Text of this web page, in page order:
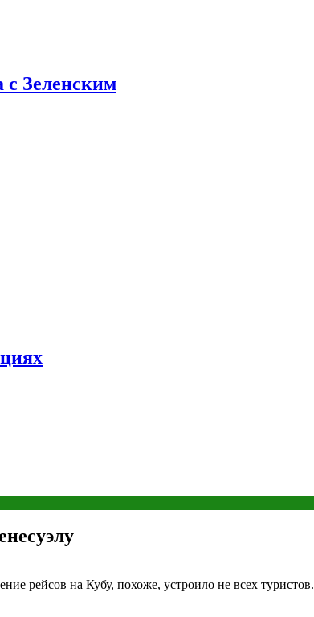
с Зеленским
рейсов на Кубу, похоже, устроило не всех туристов.